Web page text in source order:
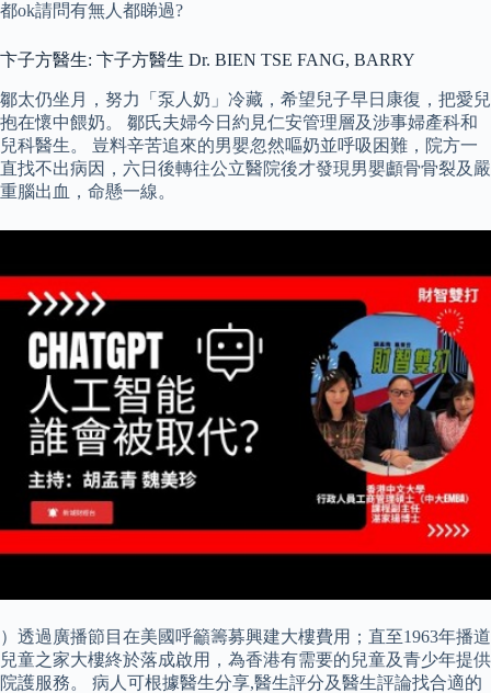
都ok請問有無人都睇過?
卞子方醫生: 卞子方醫生 Dr. BIEN TSE FANG, BARRY
鄒太仍坐月，努力「泵人奶」冷藏，希望兒子早日康復，把愛兒
抱在懷中餵奶。 鄒氏夫婦今日約見仁安管理層及涉事婦產科和
兒科醫生。 豈料辛苦追來的男嬰忽然嘔奶並呼吸困難，院方一
直找不出病因，六日後轉往公立醫院後才發現男嬰顱骨骨裂及嚴
重腦出血，命懸一線。
）透過廣播節目在美國呼籲籌募興建大樓費用；直至1963年播道
兒童之家大樓終於落成啟用，為香港有需要的兒童及青少年提供
院護服務。 病人可根據醫生分享,醫生評分及醫生評論找合適的